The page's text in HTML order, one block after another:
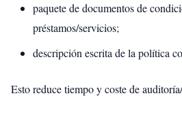
paquete de documentos de
préstamos/servicios;
descripción escrita de la política
Esto reduce tiempo y coste de